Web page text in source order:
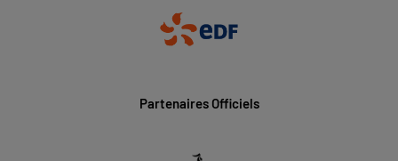
Partenaires Officiels